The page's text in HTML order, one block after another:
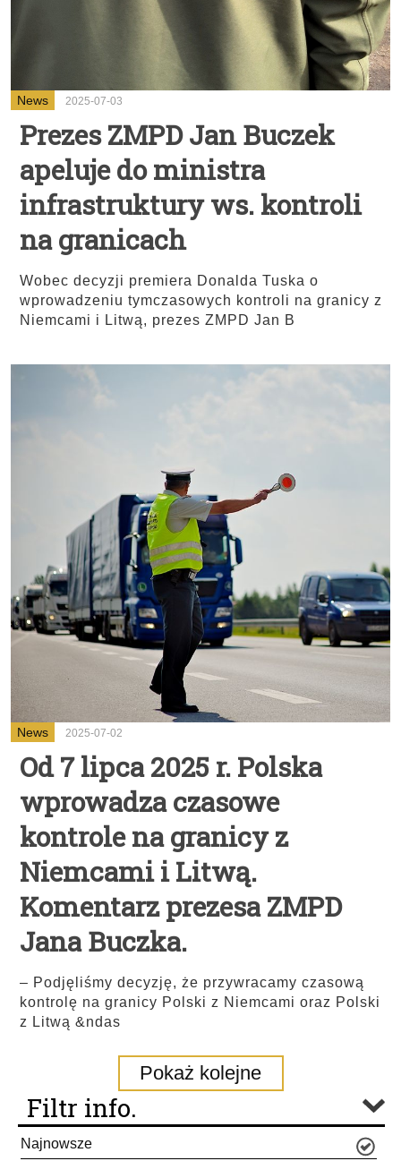
News 2025-07-03
Prezes ZMPD Jan Buczek
apeluje do ministra
infrastruktury ws. kontroli
na granicach
Wobec decyzji premiera Donalda Tuska o
wprowadzeniu tymczasowych kontroli na granicy z
Niemcami i Litwą, prezes ZMPD Jan B
News 2025-07-02
Od 7 lipca 2025 r. Polska
wprowadza czasowe
kontrole na granicy z
Niemcami i Litwą.
Komentarz prezesa ZMPD
Jana Buczka.
– Podjęliśmy decyzję, że przywracamy czasową
kontrolę na granicy Polski z Niemcami oraz Polski
z Litwą &ndas
Pokaż kolejne
Filtr info.
Najnowsze